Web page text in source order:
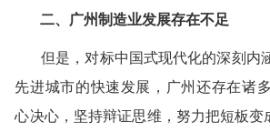
二、广州制造业发展存在不足
但是，对标中国式现代化的深刻内
先进城市的快速发展，广州还存在诸
心决心，坚持辩证思维，努力把短板变